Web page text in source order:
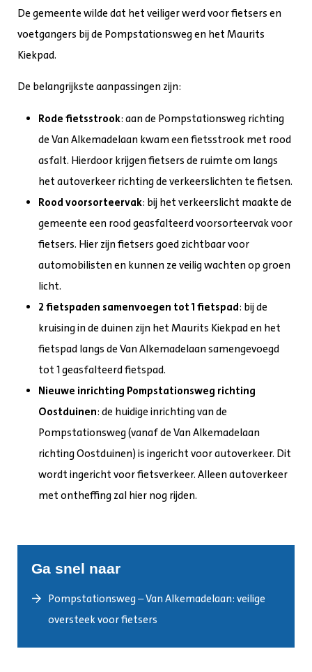
De gemeente wilde dat het veiliger werd voor fietsers en
voetgangers bij de Pompstationsweg en het Maurits
Kiekpad.
De belangrijkste aanpassingen zijn:
Rode fietsstrook: aan de Pompstationsweg richting
de Van Alkemadelaan kwam een fietsstrook met rood
asfalt. Hierdoor krijgen fietsers de ruimte om langs
het autoverkeer richting de verkeerslichten te fietsen.
Rood voorsorteervak: bij het verkeerslicht maakte de
gemeente een rood geasfalteerd voorsorteervak voor
fietsers. Hier zijn fietsers goed zichtbaar voor
automobilisten en kunnen ze veilig wachten op groen
licht.
2 fietspaden samenvoegen tot 1 fietspad: bij de
kruising in de duinen zijn het Maurits Kiekpad en het
fietspad langs de Van Alkemadelaan samengevoegd
tot 1 geasfalteerd fietspad.
Nieuwe inrichting Pompstationsweg richting
Oostduinen: de huidige inrichting van de
Pompstationsweg (vanaf de Van Alkemadelaan
richting Oostduinen) is ingericht voor autoverkeer. Dit
wordt ingericht voor fietsverkeer. Alleen autoverkeer
met ontheffing zal hier nog rijden.
Ga snel naar
Pompstationsweg – Van Alkemadelaan: veilige
oversteek voor fietsers